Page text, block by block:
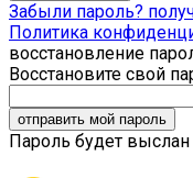
Забыли пароль?
Политика
восстановление
Восстановите свой
Пароль будет выслан